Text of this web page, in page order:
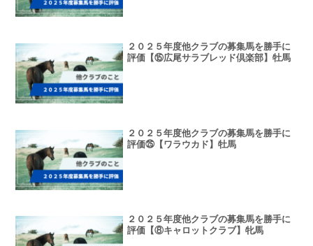
２０２５年度他クラブの募集馬を勝手に
評価【⑮広尾サラブレッド倶楽部】牡馬
２０２５年度他クラブの募集馬を勝手に
評価㉕【ワラウカド】牡馬
２０２５年度他クラブの募集馬を勝手に
評価【⑧キャロットクラブ】牝馬